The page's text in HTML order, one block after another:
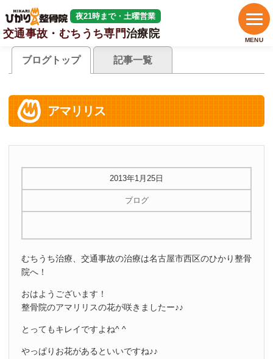
夜21時まで・土曜営業
交通事故・むちうち専門治療院
MENU
ブログトップ 記事一覧
アマリリス
2013年1月25日
ブログ
むちうち治療、交通事故の治療は名古屋市西区のひかり整骨
院へ！
おはようございます！
整骨院のアマリリスの花が咲きましたー♪♪
とってもキレイですよね^ ^
やっぱりお花があるといいですね♪♪